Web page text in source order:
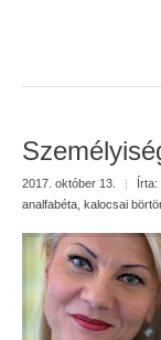
2017. október 13. | Írta:
analfabéta kalocsai